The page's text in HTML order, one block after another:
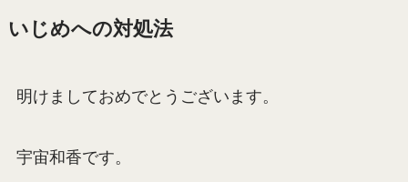
いじめへの対処法
明けましておめでとうございます。
宇宙和香です。